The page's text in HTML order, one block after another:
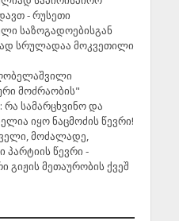
- რუსეთი
საზოგადოებისგან
სრულადაა მოკვეთილი
მოძრაობის"
სამარცხვინო და
იყო ნაცმოძის წევრი!
მოძალადე,
პარტიის წევრი -
გიჟის მეთაურობის ქვეშ